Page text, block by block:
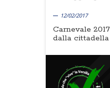
12/02/2017
Carnevale
dalla cittadella